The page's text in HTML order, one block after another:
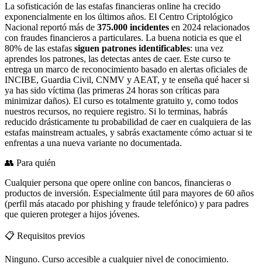
La sofisticación de las estafas financieras online ha crecido
exponencialmente en los últimos años. El Centro Criptológico
Nacional reportó más de 375.000 incidentes en 2024 relacionados
con fraudes financieros a particulares. La buena noticia es que el
80% de las estafas siguen patrones identificables: una vez
aprendes los patrones, las detectas antes de caer. Este curso te
entrega un marco de reconocimiento basado en alertas oficiales de
INCIBE, Guardia Civil, CNMV y AEAT, y te enseña qué hacer si
ya has sido víctima (las primeras 24 horas son críticas para
minimizar daños). El curso es totalmente gratuito y, como todos
nuestros recursos, no requiere registro. Si lo terminas, habrás
reducido drásticamente tu probabilidad de caer en cualquiera de las
estafas mainstream actuales, y sabrás exactamente cómo actuar si te
enfrentas a una nueva variante no documentada.
👥 Para quién
Cualquier persona que opere online con bancos, financieras o
productos de inversión. Especialmente útil para mayores de 60 años
(perfil más atacado por phishing y fraude telefónico) y para padres
que quieren proteger a hijos jóvenes.
📋 Requisitos previos
Ninguno. Curso accesible a cualquier nivel de conocimiento.